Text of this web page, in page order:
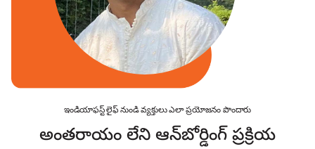
ఇండియాఫస్ట్ లైఫ్ నుండి వ్యక్తులు ఎలా ప్రయోజనం పొందారు
అంతరాయం లేని ఆన్‌బోర్డింగ్ ప్రక్రియ